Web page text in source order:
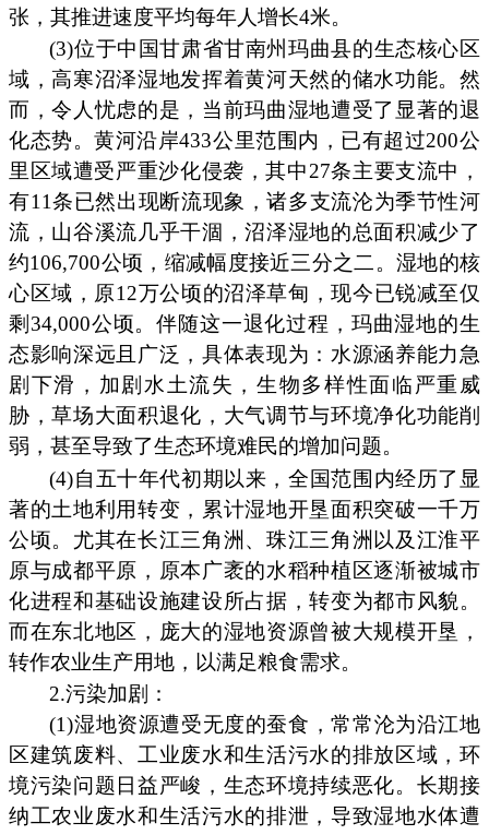
张，其推进速度平均每年人增长4米。
(3)位于中国甘肃省甘南州玛曲县的生态核心区
域，高寒沼泽湿地发挥着黄河天然的储水功能。然
而，令人忧虑的是，当前玛曲湿地遭受了显著的退
化态势。黄河沿岸433公里范围内，已有超过200公
里区域遭受严重沙化侵袭，其中27条主要支流中，
有11条已然出现断流现象，诸多支流沦为季节性河
流，山谷溪流几乎干涸，沼泽湿地的总面积减少了
约106,700公顷，缩减幅度接近三分之二。湿地的核
心区域，原12万公顷的沼泽草甸，现今已锐减至仅
剩34,000公顷。伴随这一退化过程，玛曲湿地的生
态影响深远且广泛，具体表现为：水源涵养能力急
剧下滑，加剧水土流失，生物多样性面临严重威
胁，草场大面积退化，大气调节与环境净化功能削
弱，甚至导致了生态环境难民的增加问题。
(4)自五十年代初期以来，全国范围内经历了显
著的土地利用转变，累计湿地开垦面积突破一千万
公顷。尤其在长江三角洲、珠江三角洲以及江淮平
原与成都平原，原本广袤的水稻种植区逐渐被城市
化进程和基础设施建设所占据，转变为都市风貌。
而在东北地区，庞大的湿地资源曾被大规模开垦，
转作农业生产用地，以满足粮食需求。
2.污染加剧：
(1)湿地资源遭受无度的蚕食，常常沦为沿江地
区建筑废料、工业废水和生活污水的排放区域，环
境污染问题日益严峻，生态环境持续恶化。长期接
纳工农业废水和生活污水的排泄，导致湿地水体遭